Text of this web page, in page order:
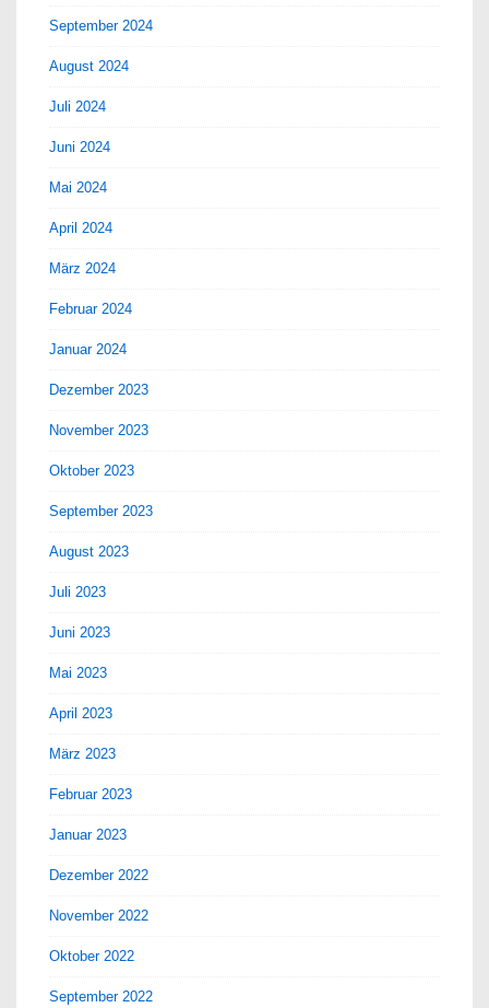
September 2024
August 2024
Juli 2024
Juni 2024
Mai 2024
April 2024
März 2024
Februar 2024
Januar 2024
Dezember 2023
November 2023
Oktober 2023
September 2023
August 2023
Juli 2023
Juni 2023
Mai 2023
April 2023
März 2023
Februar 2023
Januar 2023
Dezember 2022
November 2022
Oktober 2022
September 2022